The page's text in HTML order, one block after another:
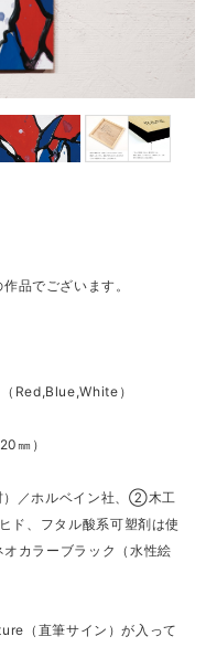
品でございます。
Red,Blue,White）
㎜）
／ホルベイン社、②木工
ド、フタル酸系可塑剤は使
カラーブラック（水性絵
（直筆サイン）が入って